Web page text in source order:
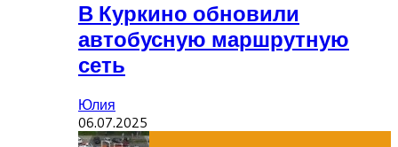
В Куркино обновили
автобусную маршрутную
сеть
Юлия
06.07.2025